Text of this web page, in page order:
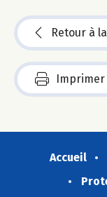
Retour à
Accueil